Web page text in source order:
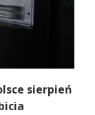
sierpień